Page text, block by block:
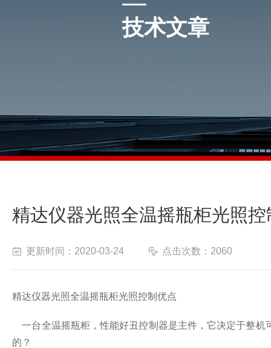
技术文章
精达仪器光照全温摇瓶柜光照控
更新时间：2020-03-24 点击次数：2060
精达仪器光照全温摇瓶柜光照控制优点
一台全温摇瓶柜，性能好丑控制器是主件，它决定于整机
的？